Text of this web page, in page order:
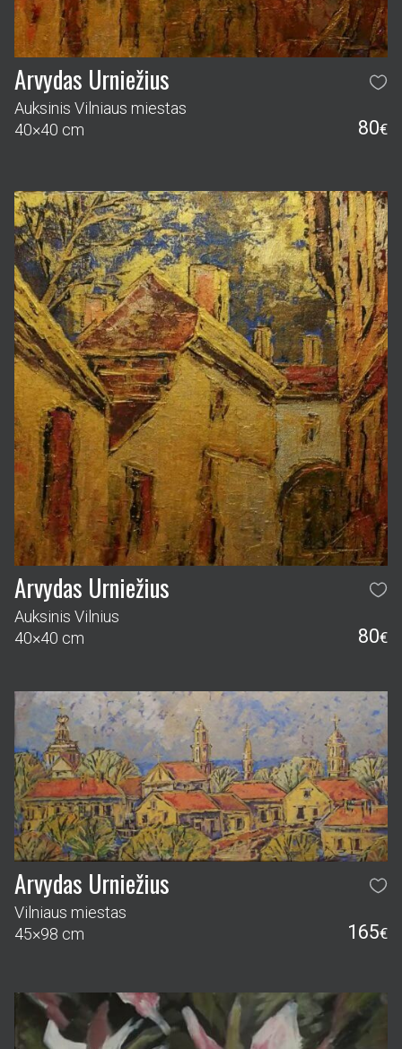
Arvydas Urniežius
Auksinis Vilniaus miestas
40×40 cm
80€
Arvydas Urniežius
Auksinis Vilnius
40×40 cm
80€
Arvydas Urniežius
Vilniaus miestas
45×98 cm
165€